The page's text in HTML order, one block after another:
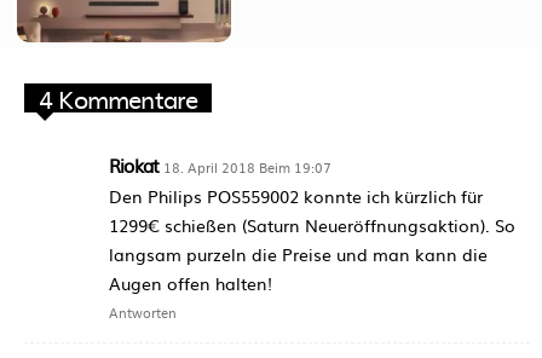
4 Kommentare
Riokat 18. April 2018 Beim 19:07
Den Philips POS559002 konnte ich kürzlich für
1299€ schießen (Saturn Neueröffnungsaktion). So
langsam purzeln die Preise und man kann die
Augen offen halten!
Antworten